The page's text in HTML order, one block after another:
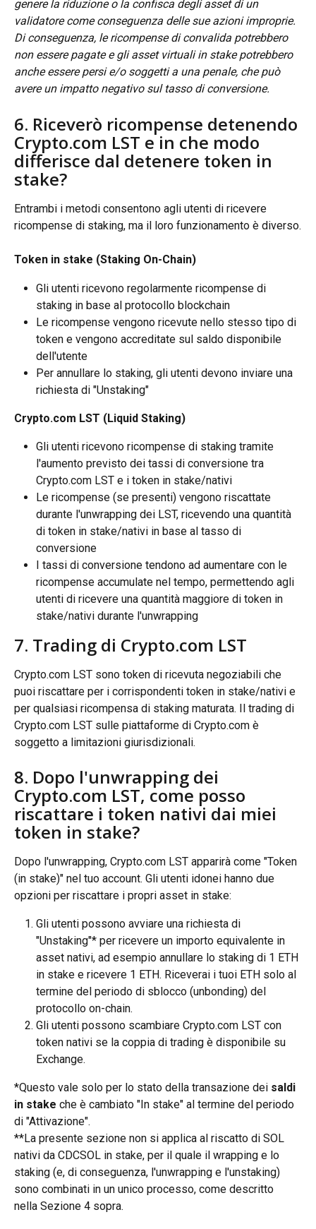
genere la riduzione o la confisca degli asset di un
validatore come conseguenza delle sue azioni improprie.
Di conseguenza, le ricompense di convalida potrebbero
non essere pagate e gli asset virtuali in stake potrebbero
anche essere persi e/o soggetti a una penale, che può
avere un impatto negativo sul tasso di conversione.
6. Riceverò ricompense detenendo
Crypto.com LST e in che modo
differisce dal detenere token in
stake?
Entrambi i metodi consentono agli utenti di ricevere
ricompense di staking, ma il loro funzionamento è diverso.
Token in stake (Staking On-Chain)
Gli utenti ricevono regolarmente ricompense di
staking in base al protocollo blockchain
Le ricompense vengono ricevute nello stesso tipo di
token e vengono accreditate sul saldo disponibile
dell'utente
Per annullare lo staking, gli utenti devono inviare una
richiesta di "Unstaking"
Crypto.com LST (Liquid Staking)
Gli utenti ricevono ricompense di staking tramite
l'aumento previsto dei tassi di conversione tra
Crypto.com LST e i token in stake/nativi
Le ricompense (se presenti) vengono riscattate
durante l'unwrapping dei LST, ricevendo una quantità
di token in stake/nativi in base al tasso di
conversione
I tassi di conversione tendono ad aumentare con le
ricompense accumulate nel tempo, permettendo agli
utenti di ricevere una quantità maggiore di token in
stake/nativi durante l'unwrapping
7. Trading di Crypto.com LST
Crypto.com LST sono token di ricevuta negoziabili che
puoi riscattare per i corrispondenti token in stake/nativi e
per qualsiasi ricompensa di staking maturata. Il trading di
Crypto.com LST sulle piattaforme di Crypto.com è
soggetto a limitazioni giurisdizionali.
8. Dopo l'unwrapping dei
Crypto.com LST, come posso
riscattare i token nativi dai miei
token in stake?
Dopo l'unwrapping, Crypto.com LST apparirà come "Token
(in stake)" nel tuo account. Gli utenti idonei hanno due
opzioni per riscattare i propri asset in stake:
Gli utenti possono avviare una richiesta di
"Unstaking"* per ricevere un importo equivalente in
asset nativi, ad esempio annullare lo staking di 1 ETH
in stake e ricevere 1 ETH. Riceverai i tuoi ETH solo al
termine del periodo di sblocco (unbonding) del
protocollo on-chain.
Gli utenti possono scambiare Crypto.com LST con
token nativi se la coppia di trading è disponibile su
Exchange.
*Questo vale solo per lo stato della transazione dei saldi
in stake che è cambiato "In stake" al termine del periodo
di "Attivazione".
**La presente sezione non si applica al riscatto di SOL
nativi da CDCSOL in stake, per il quale il wrapping e lo
staking (e, di conseguenza, l'unwrapping e l'unstaking)
sono combinati in un unico processo, come descritto
nella Sezione 4 sopra.